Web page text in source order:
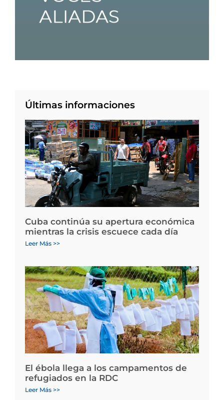
Últimas informaciones
Cuba continúa su apertura económica
mientras la crisis escuece cada día
Leer Más >>
El ébola llega a los campamentos de
refugiados en la RDC
Leer Más >>